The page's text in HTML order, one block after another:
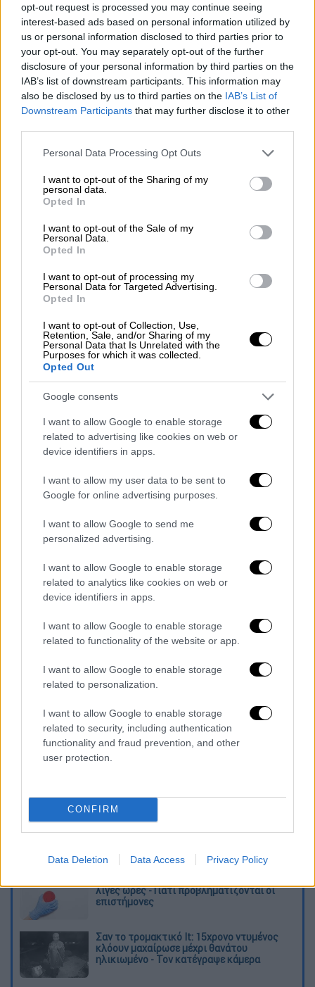
opt-out request is processed you may continue seeing
interest-based ads based on personal information utilized by
us or personal information disclosed to third parties prior to
your opt-out. You may separately opt-out of the further
disclosure of your personal information by third parties on the
IAB’s list of downstream participants. This information may
also be disclosed by us to third parties on the IAB’s List of
Downstream Participants that may further disclose it to other
Please note that this website/app uses one or more Google
not limited to your visit or usage behaviour. You may click to
grant or deny consent to Google and its third-party tags to
use your data for below specified purposes in below Google
consent section.
Personal Data Processing Opt Outs
I want to opt-out of the Sharing of my
personal data.
Opted In
I want to opt-out of the Sale of my
Personal Data.
Opted In
I want to opt-out of processing my
Personal Data for Targeted Advertising.
Opted In
I want to opt-out of Collection, Use,
Retention, Sale, and/or Sharing of my
Personal Data that Is Unrelated with the
Purposes for which it was collected.
Opted Out
Google consents
I want to allow Google to enable storage
related to advertising like cookies on web or
device identifiers in apps.
I want to allow my user data to be sent to
Google for online advertising purposes.
I want to allow Google to send me
personalized advertising.
I want to allow Google to enable storage
related to analytics like cookies on web or
device identifiers in apps.
I want to allow Google to enable storage
related to functionality of the website or app.
I want to allow Google to enable storage
related to personalization.
I want to allow Google to enable storage
related to security, including authentication
functionality and fraud prevention, and other
user protection.
CONFIRM
Data Deletion Data Access Privacy Policy
Σε σχολιασμό της ψηφοφορίας στη Βουλή,
σχετικά με την τροπολογία για το
μεταναστευτικό, προχώρησε με δήλωσή του
ο κυβερνητικός εκπρόσωποςΠαύλος
Μαρινάκης.
Πολιτική|11.07.2025 13:25
Ψηφίστηκε η τροπολογία για την
αναστολή ασύλου - Σφοδρή
σύγκρουση στη Βουλή
Όπως ανέφερε χαρακτηριστικά: «Σήμερα στη
Βουλή ψηφίσθηκε μία σημαντική και
προσωρινή αναστολή των αιτήσεων
χορήγησης ασύλου για όσους φτάνουν δια
θαλάσσης από την
την προστασία της χώρας μας από την
ΠΑΣΟΚεπέλεξε, για ακόμα μία φορά, να
παραστήσει τον Πόντιο
“παρών”. Ταυτόχρονα, έδειξε ότι βρίσκεται
σε πλήρη σύγχυση καθώς ψήφισε και υπέρ
συγκεκριμένης τροπολογίας, συμπλέοντας
με την πρόταση της “Πλεύσης Ελευθερίας“.
Εάν τοΠΑΣΟΚπιστεύει ότι η διάταξη είναι
αντισυνταγματική , τότε δεν μπορεί να
την τροπολογία. Το απόλυτο βέρτιγκo.
Όπως και να έχει, η ιστορία “έγραψε” ξανά
ότι η αξιωματική αντιπολίτευση, μπροστά σε
πήρε σαφή θέση, ούτε παρουσίασε κάποια
ουσιαστική αντιπρόταση.
Με λίγα λόγια, το ΠΑΣΟΚ ψηφίζοντας στη
ζητήματα της χώρας παραμένει μονίμως
“απόν”».
Διαβάστε ακόμη
λίγες ώρες - Γιατί προβληματίζονται οι
επιστήμονες
Σαν το τρομακτικό It: 15χρονο ντυμένος
κλόουν μαχαίρωσε μέχρι θανάτου
ηλικιωμένο - Τον κατέγραψε κάμερα